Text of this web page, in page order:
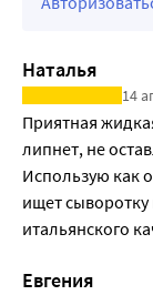
Кроме того,
комплекс и
повышенной
Результат:
структуры кожи
Наталья
14
Приятная
липнет, не
Использую как
ищет
итальянского
Евгения